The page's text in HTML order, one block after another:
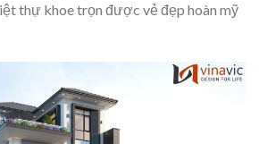
thự khoe trọn được vẻ đẹp hoàn mỹ